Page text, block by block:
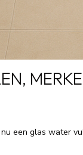
een glas water